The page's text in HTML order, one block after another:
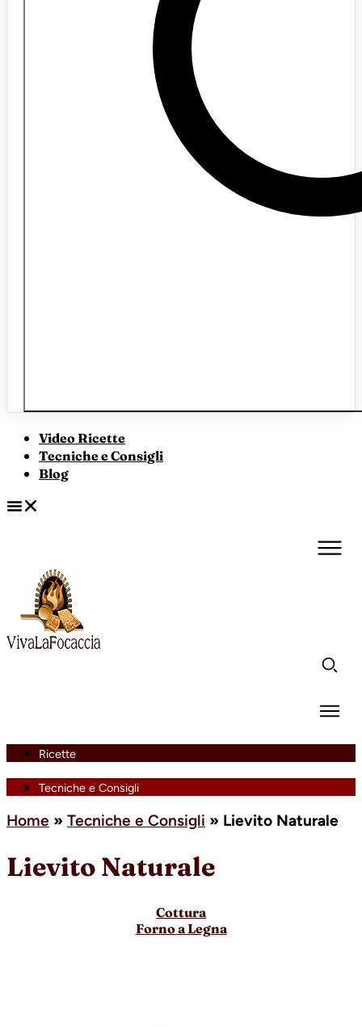
Video Ricette
Tecniche e Consigli
Blog
Ricette
Tecniche e Consigli
Home » Tecniche e Consigli » Lievito Naturale
Lievito Naturale
Cottura
Forno a Legna